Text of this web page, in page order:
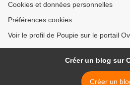
Cookies et données personnelles
Préférences cookies
Voir le profil de Poupie sur le portail
Créer un blog sur
Créer un